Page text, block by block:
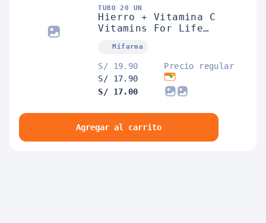
TUBO 20 UN
Hierro + Vitamina C
Vitamins For Life
Sabor Cereza
Mifarma
S/ 19.90
Precio regular
S/ 17.90
S/ 17.00
Agregar al carrito